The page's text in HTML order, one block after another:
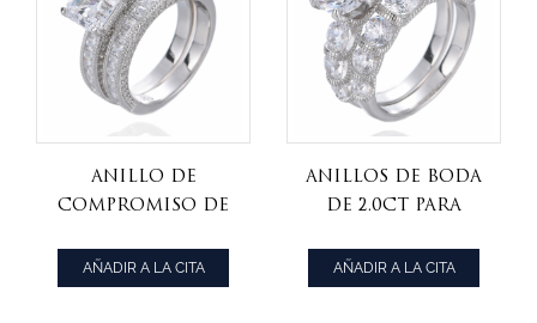
anillo de
compromiso de
plata de ley con
circonitas
AÑADIR A LA CITA
Anillos de boda
de 2.0ct para
anillos de novia
redondos,
AÑADIR A LA CITA